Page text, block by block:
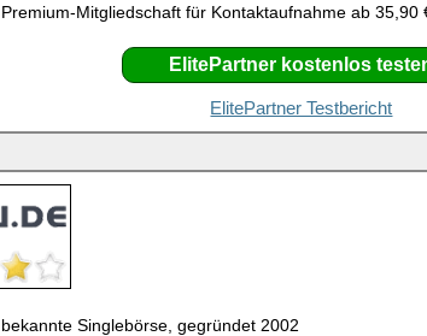
Premium-Mitgliedschaft für Kontaktaufnahme ab 35,90
ElitePartner kostenlos
ElitePartner Testbericht
bekannte Singlebörse, gegründet 2002